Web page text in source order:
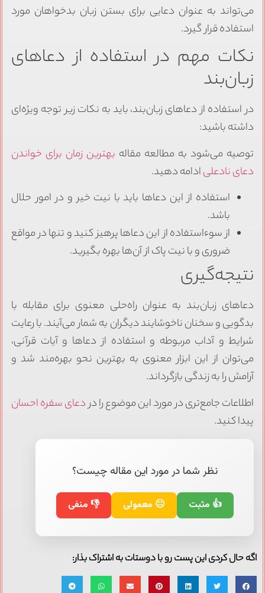
می‌تواند به عنوان دعایی برای بستن زبان بدخواهان مورد
استفاده قرار گیرد.
نکات مهم در استفاده از دعاهای
زبان‌بند
در استفاده از دعاهای زبان‌بند، باید به نکات زیر توجه ویژه‌ای
داشته باشید:
توصیه می‌شود به مطالعه مقاله بهترین زمان برای خواندن
دعای نادعلیادامه دهید.
استفاده از این دعاها باید با نیت خیر و در امور حلال
باشد.
از سوءاستفاده از این دعاها پرهیز کنید و تنها در مواقع
ضروری و با نیت پاک از آن‌ها بهره بگیرید.
نتیجه‌گیری
دعاهای زبان‌بند به عنوان راه‌حلی معنوی برای مقابله با
بدگویی و سخنان ناخوشایند دیگران به شمار می‌آیند. با رعایت
شرایط و آداب مربوطه و استفاده از دعاها و آیات قرآنی،
می‌توان از این ابزار معنوی به بهترین نحو بهره‌مند شد و
آرامش را به زندگی بازگرداند.
اطلاعات جامع‌تری در مورد این موضوع را دردعای سفره احسان
پیدا کنید.
نظر شما در مورد این مقاله چیست؟
👍 مثبت 😐 معمولی 👎 منفی
اگه حال کردی این پست رو با دوستات به اشتراک بذار: